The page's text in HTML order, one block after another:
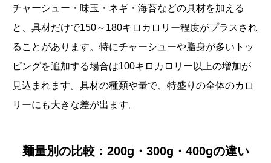
チャーシュー・味玉・ネギ・海苔などの具材を加える
と、具材だけで150～180キロカロリー程度がプラスされ
ることがあります。特にチャーシューや脂身が多いトッ
ピングを追加する場合は100キロカロリー以上の増加が
見込まれます。具材の種類や量で、特盛りの全体のカロ
リーにも大きな差が出ます。
麺量別の比較：200g・300g・400gの違い